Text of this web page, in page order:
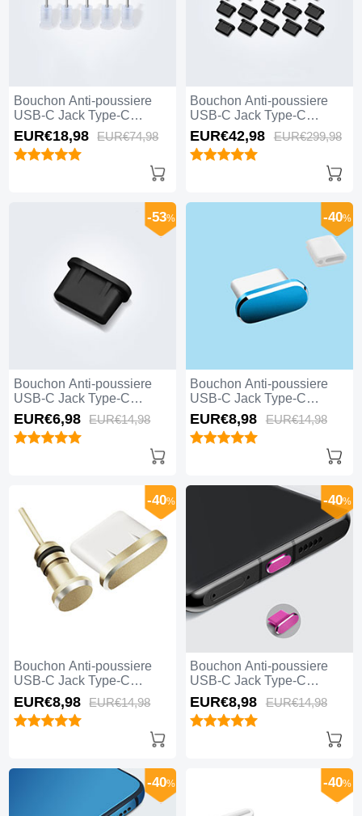
Bouchon Anti-poussiere
USB-C Jack Type-C
Universel 5PCS Blanc
EUR€18,98 EUR€74,98
Bouchon Anti-poussiere
USB-C Jack Type-C
Universel 20PCS Noir
EUR€42,98 EUR€299,98
Bouchon Anti-poussiere
USB-C Jack Type-C
Universel H11 Noir
-53%
EUR€6,98 EUR€14,98
Bouchon Anti-poussiere
USB-C Jack Type-C
Universel H10 Bleu
-40%
EUR€8,98 EUR€14,98
Bouchon Anti-poussiere
USB-C Jack Type-C
Universel H09 Or
-40%
EUR€8,98 EUR€14,98
Bouchon Anti-poussiere
USB-C Jack Type-C
Universel H08 Rose Rouge
-40%
EUR€8,98 EUR€14,98
-40% -40%